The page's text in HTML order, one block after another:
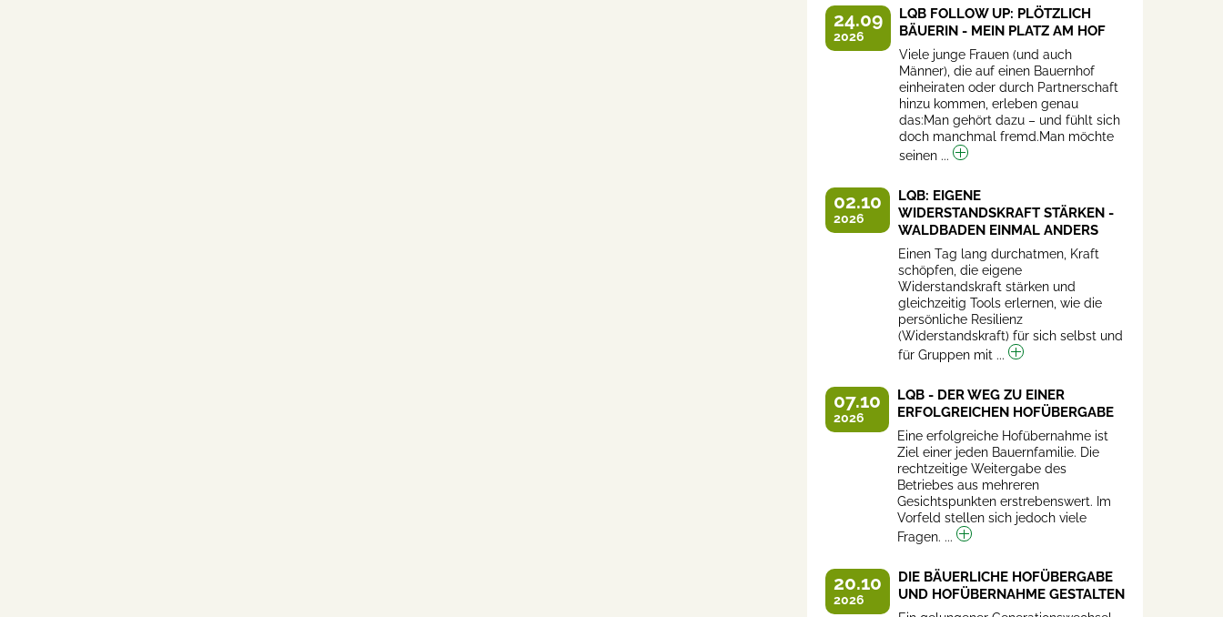
24.09
2026
LQB FOLLOW UP: PLÖTZLICH
BÄUERIN - MEIN PLATZ AM HOF
Viele junge Frauen (und auch
Männer), die auf einen Bauernhof
einheiraten oder durch Partnerschaft
hinzu kommen, erleben genau
das:Man gehört dazu – und fühlt sich
doch manchmal fremd.Man möchte
seinen ...
02.10
2026
LQB: EIGENE
WIDERSTANDSKRAFT STÄRKEN -
WALDBADEN EINMAL ANDERS
Einen Tag lang durchatmen, Kraft
schöpfen, die eigene
Widerstandskraft stärken und
gleichzeitig Tools erlernen, wie die
persönliche Resilienz
(Widerstandskraft) für sich selbst und
für Gruppen mit ...
07.10
2026
LQB - DER WEG ZU EINER
ERFOLGREICHEN HOFÜBERGABE
Eine erfolgreiche Hofübernahme ist
Ziel einer jeden Bauernfamilie. Die
rechtzeitige Weitergabe des
Betriebes aus mehreren
Gesichtspunkten erstrebenswert. Im
Vorfeld stellen sich jedoch viele
Fragen. ...
20.10
2026
DIE BÄUERLICHE HOFÜBERGABE
UND HOFÜBERNAHME GESTALTEN